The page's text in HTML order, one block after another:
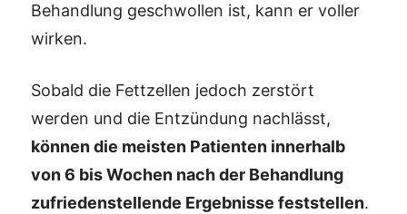
Behandlung geschwollen ist, kann er voller
wirken.
Sobald die Fettzellen jedoch zerstört
werden und die Entzündung nachlässt,
können die meisten Patienten innerhalb
von 6 bis Wochen nach der Behandlung
zufriedenstellende Ergebnisse feststellen.